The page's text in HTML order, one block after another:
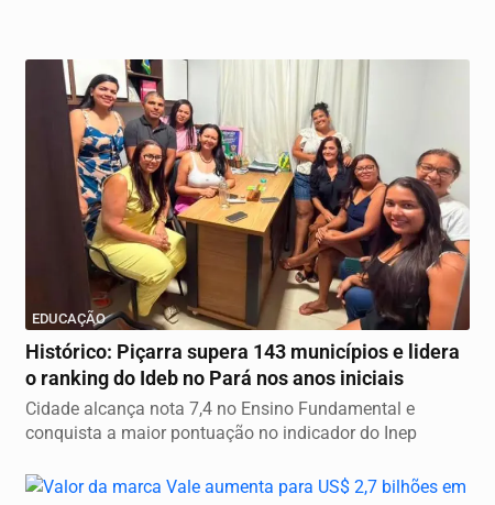
EDUCAÇÃO
Histórico: Piçarra supera 143 municípios e lidera
o ranking do Ideb no Pará nos anos iniciais
Cidade alcança nota 7,4 no Ensino Fundamental e
conquista a maior pontuação no indicador do Inep